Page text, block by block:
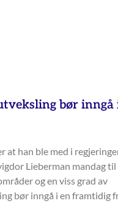
bør inngå
at han ble med i
Lieberman mandag
og en viss grad av
bør inngå i en framtidig